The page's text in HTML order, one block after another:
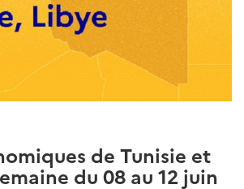
de Tunisie et
du 08 au 12 juin